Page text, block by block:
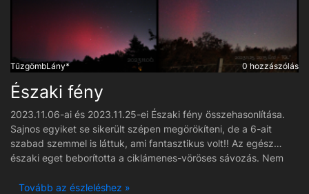
TűzgömbLány* 0 hozzászólás
Északi fény
2023.11.06-ai és 2023.11.25-ei Északi fény összehasonlítása.
Sajnos egyiket se sikerült szépen megörökíteni, de a 6-ait
szabad szemmel is láttuk, ami fantasztikus volt!! Az egész
északi eget beborította a ciklámenes-vöröses sávozás. Nem
tudtuk, hogy mit is láthatunk arra. :)
Tovább az észleléshez »